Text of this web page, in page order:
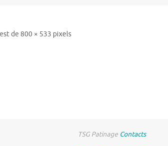
de800 × 533 pixels
TSG Patinage Contacts